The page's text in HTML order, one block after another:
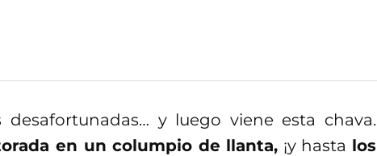
y luego viene esta chava.
en un columpio de llanta, ¡y hasta los